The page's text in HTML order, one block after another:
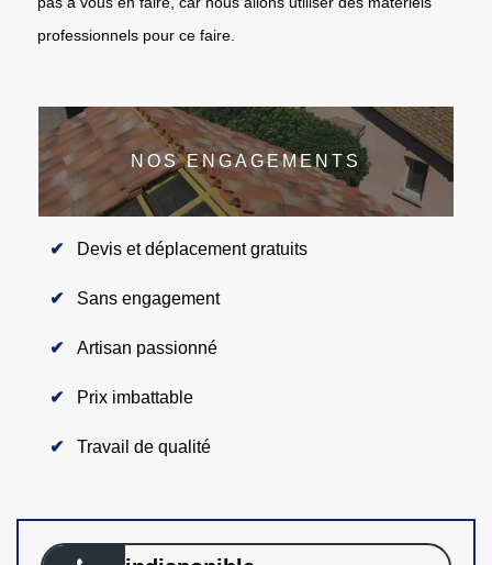
professionnels pour ce faire.
NOS ENGAGEMENTS
Devis et déplacement gratuits
Sans engagement
Artisan passionné
Prix imbattable
Travail de qualité